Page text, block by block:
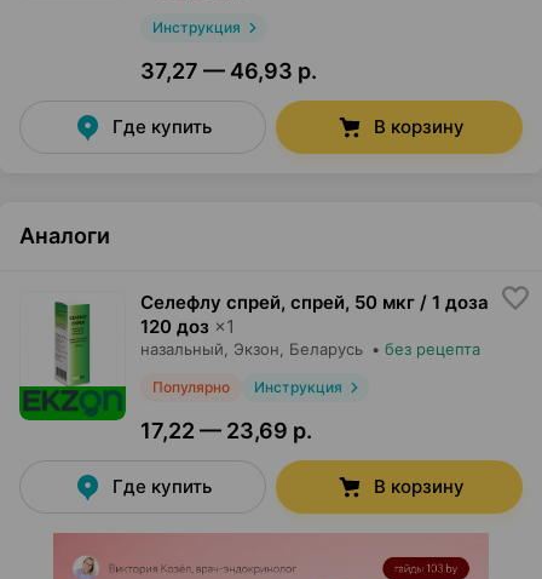
Инструкция
37,27 — 46,93 р.
Где купить В корзину
Аналоги
Селефлу спрей, спрей, 50 мкг / 1 доза
120 доз ×1
назальный, Экзон , Беларусь • без рецепта
Популярно Инструкция
17,22 — 23,69 р.
Где купить В корзину